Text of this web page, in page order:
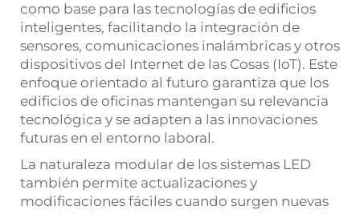
como base para las tecnologías de edificios
inteligentes, facilitando la integración de
sensores, comunicaciones inalámbricas y otros
dispositivos del Internet de las Cosas (IoT). Este
enfoque orientado al futuro garantiza que los
edificios de oficinas mantengan su relevancia
tecnológica y se adapten a las innovaciones
futuras en el entorno laboral.
La naturaleza modular de los sistemas LED
también permite actualizaciones y
modificaciones fáciles cuando surgen nuevas